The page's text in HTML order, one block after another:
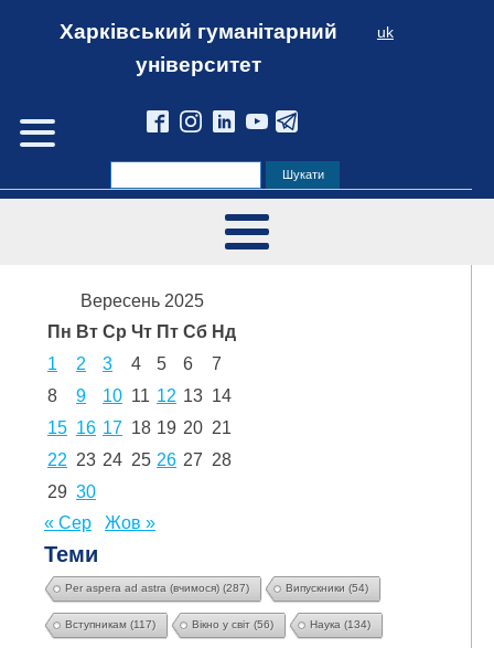
Харківський гуманітарний
університет
uk
Вересень 2025
Пн Вт Ср Чт Пт Сб Нд
1
2 3 4 5 6
7
8
9 10 11 12 13 14
15 16 17 18 19 20 21
22 23 24 25 26 27 28
29 30
« Сер
Жов »
Теми
Per aspera ad astra (вчимося) (287) Випускники (54)
Вступникам (117) Вікно у світ (56) Наука (134)